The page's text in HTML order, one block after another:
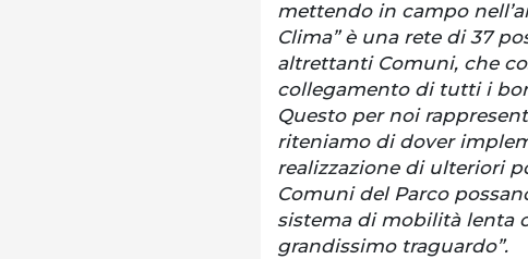
mettendo in campo
Clima” è una rete di 37
altrettanti Comuni, che
collegamento di tutti i
Questo per noi
riteniamo di dover
realizzazione di ulteriori
Comuni del Parco
sistema di mobilità lenta
grandissimo traguardo”.